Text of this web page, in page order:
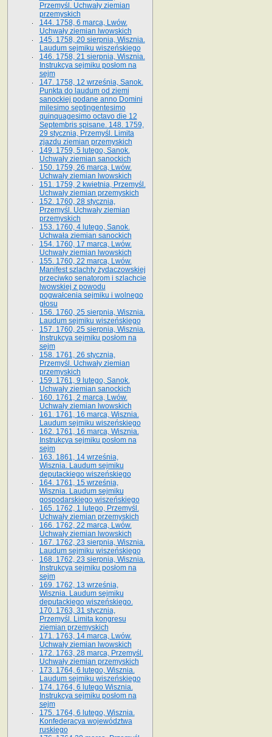
Przemyśl. Uchwały ziemian
przemyskich
144. 1758, 6 marca, Lwów.
Uchwały ziemian lwowskich
145. 1758, 20 sierpnia, Wisznia.
Laudum sejmiku wiszeńskiego
146. 1758, 21 sierpnia, Wisznia.
Instrukcya sejmiku posłom na
sejm
147. 1758, 12 września, Sanok.
Punkta do laudum od ziemi
sanockiej podane anno Domini
milesimo septingentesimo
quinquagesimo octavo die 12
Septembris spisane. 148. 1759,
29 stycznia, Przemyśl. Limita
zjazdu ziemian przemyskich
149. 1759, 5 lutego, Sanok.
Uchwały ziemian sanockich
150. 1759, 26 marca, Lwów.
Uchwały ziemian lwowskich
151. 1759, 2 kwietnia, Przemyśl.
Uchwały ziemian przemyskich
152. 1760, 28 stycznia,
Przemyśl. Uchwały ziemian
przemyskich
153. 1760, 4 lutego, Sanok.
Uchwała ziemian sanockich
154. 1760, 17 marca, Lwów.
Uchwały ziemian lwowskich
155. 1760, 22 marca, Lwów.
Manifest szlachty żydaczowskiej
przeciwko senatorom i szlachcie
lwowskiej z po­wodu
pogwałcenia sejmiku i wolnego
głosu
156. 1760, 25 sierpnia, Wisznia.
Laudum sejmiku wiszeńskiego
157. 1760, 25 sierpnia, Wisznia.
Instrukcya sejmiku posłom na
sejm
158. 1761, 26 stycznia,
Przemyśl. Uchwały ziemian
przemyskich
159. 1761, 9 lutego, Sanok.
Uchwały ziemian sanockich
160. 1761, 2 marca, Lwów.
Uchwały ziemian lwowskich
161. 1761, 16 marca, Wisznia.
Laudum sejmiku wiszeńskiego
162. 1761, 16 marca, Wisznia.
Instrukcya sejmiku posłom na
sejm
163. 1861, 14 września,
Wisznia. Laudum sejmiku
deputackiego wiszeńskiego
164. 1761, 15 września,
Wisznia. Laudum sejmiku
gospodarskiego wiszeńskiego
165. 1762, 1 lutego, Przemyśl.
Uchwały ziemian przemyskich
166. 1762, 22 marca, Lwów.
Uchwały ziemian lwowskich
167. 1762, 23 sierpnia, Wisznia.
Laudum sejmiku wiszeńskiego
168. 1762, 23 sierpnia, Wisznia.
Instrukcya sejmiku posłom na
sejm
169. 1762, 13 września,
Wisznia. Laudum sejmiku
deputackiego wiszeńskiego.
170. 1763, 31 stycznia,
Przemyśl. Limita kongresu
ziemian przemyskich
171. 1763, 14 marca, Lwów.
Uchwały ziemian lwowskich
172. 1763, 28 marca, Przemyśl.
Uchwały ziemian przemyskich
173. 1764, 6 lutego, Wisznia.
Laudum sejmiku wiszeńskiego
174. 1764, 6 lutego Wisznia.
Instrukcya sejmiku posłom na
sejm
175. 1764, 6 lutego, Wisznia.
Konfederacya województwa
ruskiego